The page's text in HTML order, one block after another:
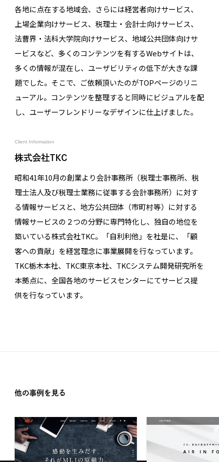
各地に点在する地域会、さらには経営者向けサービス、
上場企業向けサービス、税理士・会計士向けサービス、
法曹界・法科大学院向けサービス、地域公共団体向けサ
ービスなど、多くのコンテンツを有するWebサイトは、
多くの情報が混在し、ユーザビリティの低下が大きな課
題でした。そこで、ご依頼頂いたのがTOPページのリニ
ューアル。コンテンツを整理すると同時にビジュアルを配
し、ユーザーフレンドリーなデザインに仕上げました。
Client Information
株式会社TKC
昭和41年10月の創業より会計事務所（税理士事務所、税
理士法人及び税理士業務に従事する会計事務所）に対す
る情報サービスと、地方公共団体（市町村等）に対する
情報サービスの２つの分野に専門特化し、独自の地位を
築いている株式会社TKC。「自利利他」を社是に、「顧
客への貢献」を経営理念に事業展開を行なっています。
TKC栃木本社、TKC東京本社、TKCシステム開発研究所を
本拠点に、全国各地のサービスセンターにてサービス提
供を行なっています。
他の事例を見る